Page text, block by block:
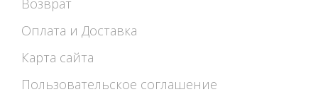
Возврат
Оплата и Доставка
Карта сайта
Пользовательское соглашение